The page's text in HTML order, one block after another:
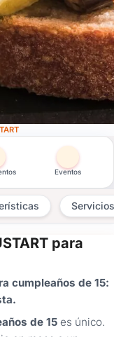
de festejo
Eventos
Servicios
para
cumpleaños de 15:
de 15 es único.